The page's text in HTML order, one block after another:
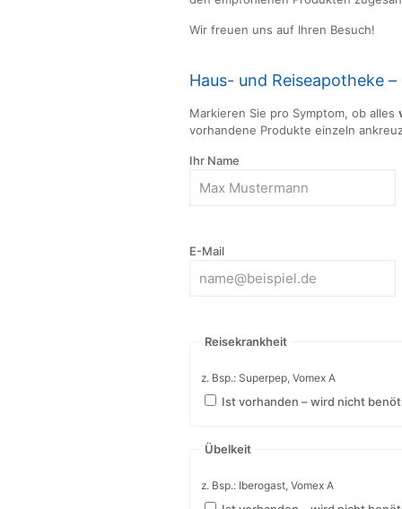
Checkliste zu Haus-
Hier können Sie prüfen, ob Sie alle
Zuhause und Ihre sichere Reise
Wenn Sie ein empfohlenes oder
Wenn Sie das Formular vollständig
Haus- und Reiseapotheke
vorhandene Produkte einzeln